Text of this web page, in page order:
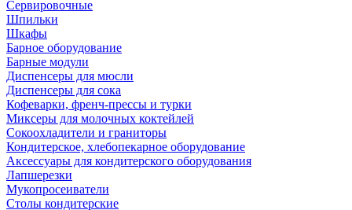
Сервировочные
Шпильки
Шкафы
Барное оборудование
Барные модули
Диспенсеры для мюсли
Диспенсеры для сока
Кофеварки, френч-прессы и турки
Миксеры для молочных коктейлей
Сокоохладители и граниторы
Кондитерское, хлебопекарное оборудование
Аксессуары для кондитерского оборудования
Лапшерезки
Мукопросеиватели
Столы кондитерские